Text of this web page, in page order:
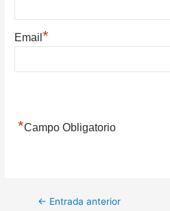
Email*
*Campo Obligatorio
Navegación
← Entrada anterior